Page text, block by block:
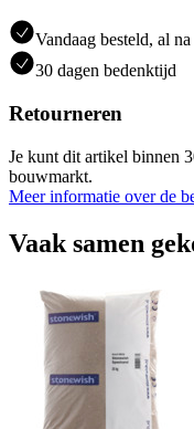
Vandaag besteld, al
30 dagen bedenktijd
Retourneren
Je kunt dit artikel binnen
bouwmarkt.
Meer informatie over de
Vaak samen